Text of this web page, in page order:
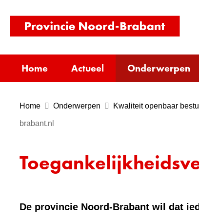
Home Actueel Onderwerpen
Home Onderwerpen Kwaliteit openbaar
brabant.nl
De provincie Noord-Brabant wil dat